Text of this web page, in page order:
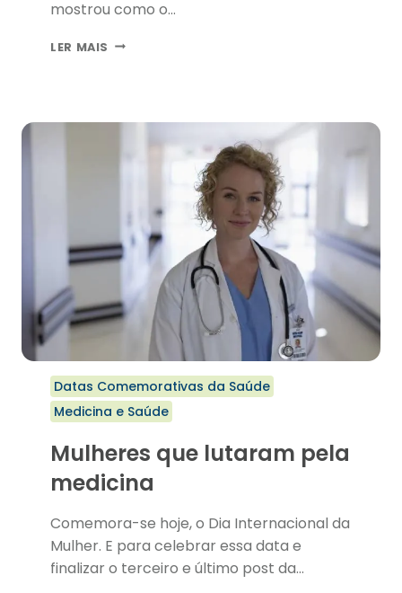
mostrou como o…
LER MAIS DEPENDÊNCIA
Datas Comemorativas da Saúde
Medicina e Saúde
Mulheres que lutaram pela
medicina
Comemora-se hoje, o Dia Internacional da
Mulher. E para celebrar essa data e
finalizar o terceiro e último post da…